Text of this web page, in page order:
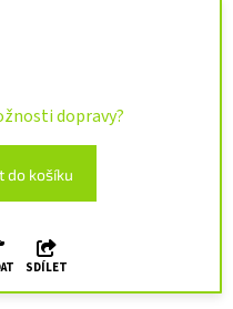
dopravy?
do košíku
SDÍLET